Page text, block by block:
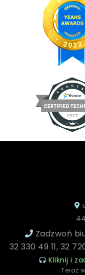
Zadzwoń
32 330 49 11, 32
Kliknij i
Teraz